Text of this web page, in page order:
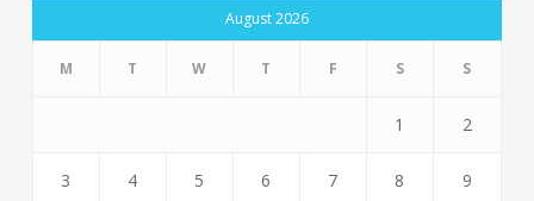
August 2026
M T W T F S S
1 2
3 4 5 6 7 8 9